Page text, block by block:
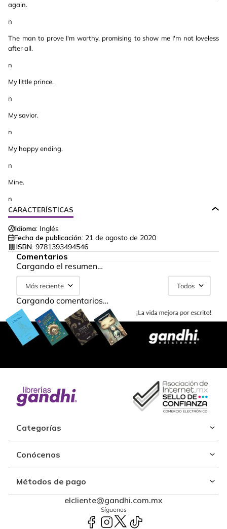
again.
n
The man to prove I'm worthy, promising to show me I'm not loveless
after all.
n
My little prince.
n
My savior.
n
My happy ending.
n
Mine.
n
CARACTERÍSTICAS
Idioma: Inglés
Fecha de publicación: 21 de agosto de 2020
ISBN: 9781393494546
Comentarios
Cargando el resumen…
Más reciente Todos
Cargando comentarios…
Categorías
Conócenos
Métodos de pago
elcliente@gandhi.com.mx
Síguenos